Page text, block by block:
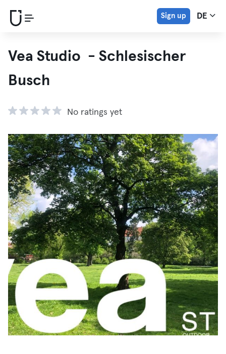
Sign up DE
Vea Studio - Schlesischer
Busch
No ratings yet